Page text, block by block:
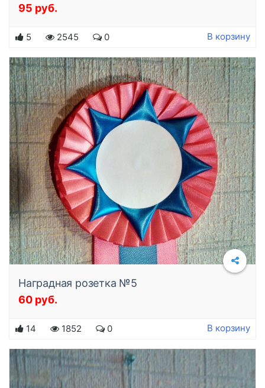
95 руб.
5 2545 0 В корзину
Наградная розетка №5
60 руб.
14 1852 0 В корзину